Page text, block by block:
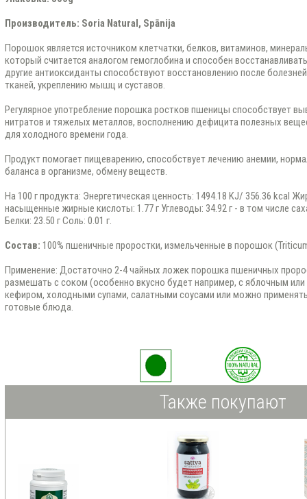
Производитель: Soria Natural, Spānija
Порошок является источником клетчатки, белков, витаминов,
который считается аналогом гемоглобина и способен
другие антиоксиданты способствуют восстановлению после
тканей, укреплению мышц и суставов.
Регулярное употребление порошка ростков пшеницы способствует
нитратов и тяжелых металлов, восполнению дефицита полезных
для холодного времени года.
Продукт помогает пищеварению, способствует лечению анемии,
баланса в организме, обмену веществ.
На 100 г продукта: Энергетическая ценность: 1494.18 KJ/ 356.36 kcal
насыщенные жирные кислоты: 1.77 г Углеводы: 34.92 г - в том числе
Белки: 23.50 г Соль: 0.01 г.
Состав: 100% пшеничные проростки, измельченные в порошок
Применение: Достаточно 2-4 чайных ложек порошка пшеничных
размешать с соком (особенно вкусно будет например, с яблочным
кефиром, холодными супами, салатными соусами или можно
готовые блюда.
Также покупают